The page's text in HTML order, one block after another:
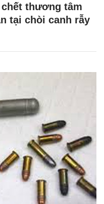
thương tâm
tại chòi canh rẫy